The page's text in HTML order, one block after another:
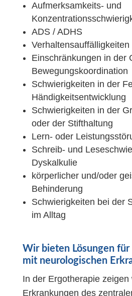
Aufmerksamkeits- und
ADS / ADHS
Verhaltensauffälligkeiten
Einschränkungen in der
Bewegungskoordination
Schwierigkeiten in der
Händigkeitsentwicklung
Schwierigkeiten in der
oder der Stifthaltung
Lern- oder
Schreib- und
Dyskalkulie
körperlicher und/oder
Behinderung
Schwierigkeiten bei der
im Alltag
Wir bieten Lösungen für
mit neurologischen
In der Ergotherapie
Erkrankungen des